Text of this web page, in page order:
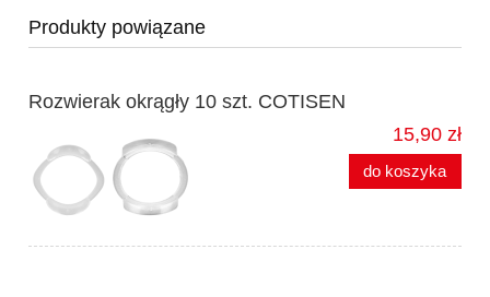
Produkty powiązane
Rozwierak okrągły 10 szt. COTISEN
15,90 zł
do koszyka